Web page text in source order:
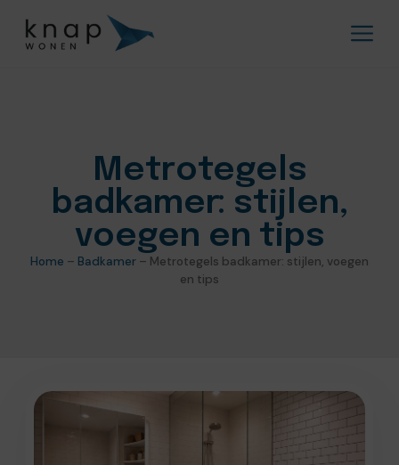
Metrotegels
badkamer: stijlen,
voegen en tips
Home – Badkamer – Metrotegels badkamer: stijlen, voegen
en tips